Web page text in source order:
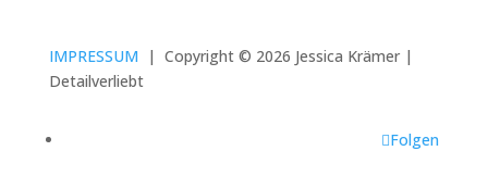
IMPRESSUM | Copyright © 2026 Jessica Krämer |
Detailverliebt
Folgen